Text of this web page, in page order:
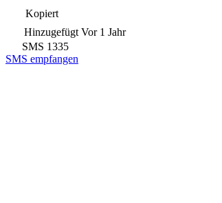
Kopiert
Hinzugefügt Vor 1 Jahr
SMS 1335
SMS empfangen